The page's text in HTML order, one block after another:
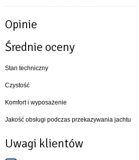
Opinie
Średnie oceny
Stan techniczny
Czystość
Komfort i wyposażenie
Jakość obsługi podczas przekazywania jachtu
Uwagi klientów